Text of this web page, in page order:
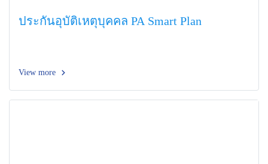
ประกันอุบัติเหตุบุคคล PA Smart Plan
View more